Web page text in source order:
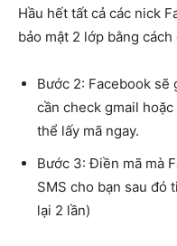
Hầu hết tất cả các nick
bảo mật 2 lớp bằng
Bước 2: Facebook sẽ
cần check gmail
thể lấy mã ngay.
Bước 3: Điền mã mà
SMS cho bạn sau đó
lại 2 lần)